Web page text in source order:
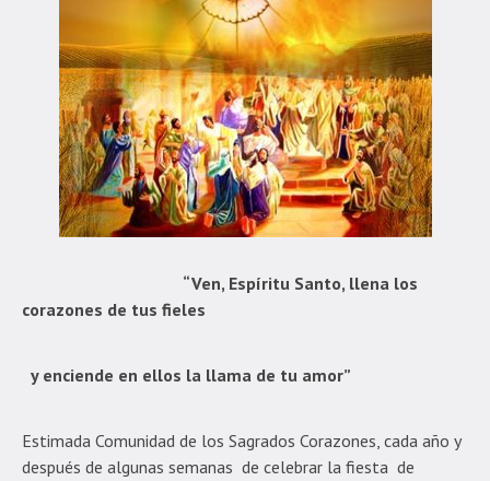
“Ven, Espíritu Santo, llena los
corazones de tus fieles
y enciende en ellos la llama de tu amor”
Estimada Comunidad de los Sagrados Corazones, cada año y
después de algunas semanas de celebrar la fiesta de